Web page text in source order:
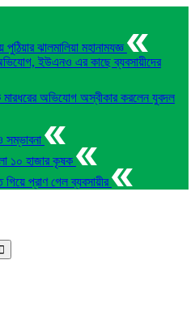
ঝালমালিয়া মহানামযজ্ঞ
ইউএনও এর কাছে ব্যবসায়ীদের
মারধরের অভিযোগ অস্বীকার করলেন যুবদল
সম্ভাবনা
১০ হাজার কৃষক
প্রাণ গেল ব্যবসায়ীর